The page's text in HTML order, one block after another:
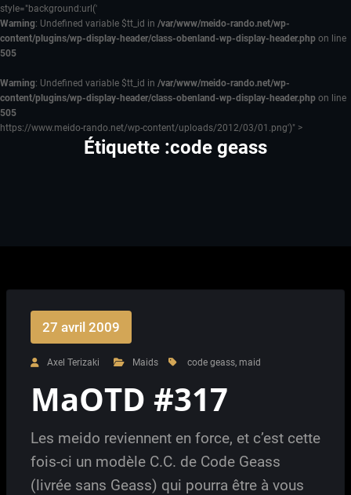
style="background:url('
Warning: Undefined variable $tt_id in /var/www/meido-rando.net/wp-
content/plugins/wp-display-header/class-obenland-wp-display-header.php on line
505
Warning: Undefined variable $tt_id in /var/www/meido-rando.net/wp-
content/plugins/wp-display-header/class-obenland-wp-display-header.php on line
505
https://www.meido-rando.net/wp-content/uploads/2012/03/01.png')" >
Étiquette :code geass
27 avril 2009
Axel Terizaki Maids code geass, maid
MaOTD #317
Les meido reviennent en force, et c’est cette
fois-ci un modèle C.C. de Code Geass
(livrée sans Geass) qui pourra être à vous